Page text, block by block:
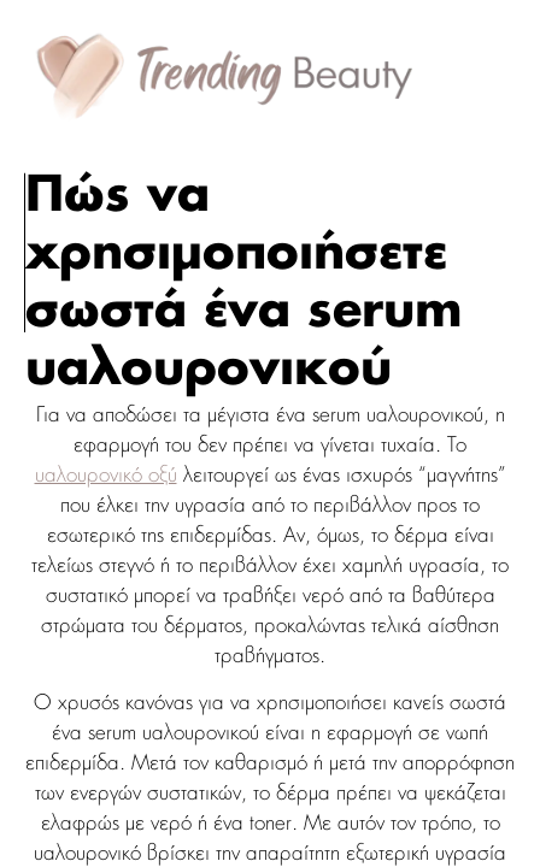
Πώς να
χρησιμοποιήσετε
σωστά ένα serum
υαλουρονικού
Για να αποδώσει τα μέγιστα ένα serum υαλουρονικού, η
εφαρμογή του δεν πρέπει να γίνεται τυχαία. Το
υαλουρονικό οξύ λειτουργεί ως ένας ισχυρός “μαγνήτης”
που έλκει την υγρασία από το περιβάλλον προς το
εσωτερικό της επιδερμίδας. Αν, όμως, το δέρμα είναι
τελείως στεγνό ή το περιβάλλον έχει χαμηλή υγρασία, το
συστατικό μπορεί να τραβήξει νερό από τα βαθύτερα
στρώματα του δέρματος, προκαλώντας τελικά αίσθηση
τραβήγματος.
Ο χρυσός κανόνας για να χρησιμοποιήσει κανείς σωστά
ένα serum υαλουρονικού είναι η εφαρμογή σε νωπή
επιδερμίδα. Μετά τον καθαρισμό ή μετά την απορρόφηση
των ενεργών συστατικών, το δέρμα πρέπει να ψεκάζεται
ελαφρώς με νερό ή ένα toner. Με αυτόν τον τρόπο, το
υαλουρονικό βρίσκει την απαραίτητη εξωτερική υγρασία